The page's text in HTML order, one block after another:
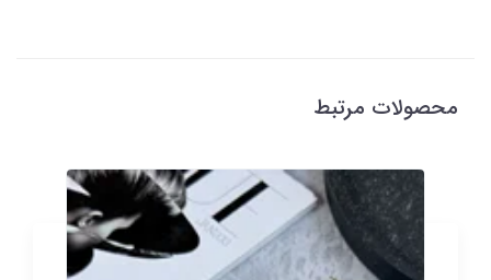
محصولات مرتبط